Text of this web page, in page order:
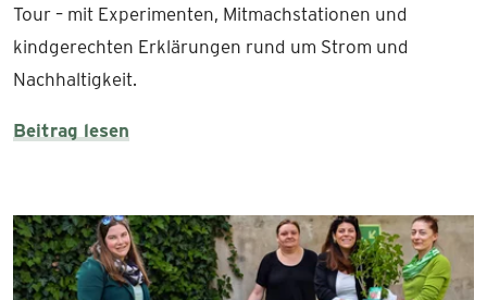
Tour – mit Experimenten, Mitmachstationen und
kindgerechten Erklärungen rund um Strom und
Nachhaltigkeit.
Beitrag lesen